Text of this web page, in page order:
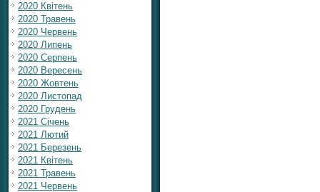
2020 Квітень
2020 Травень
2020 Червень
2020 Липень
2020 Серпень
2020 Вересень
2020 Жовтень
2020 Листопад
2020 Грудень
2021 Січень
2021 Лютий
2021 Березень
2021 Квітень
2021 Травень
2021 Червень